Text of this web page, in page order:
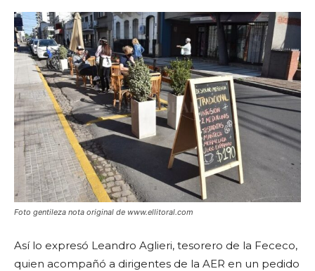
Foto gentileza nota original de www.ellitoral.com
Así lo expresó Leandro Aglieri, tesorero de la Fececo,
quien acompañó a dirigentes de la AER en un pedido